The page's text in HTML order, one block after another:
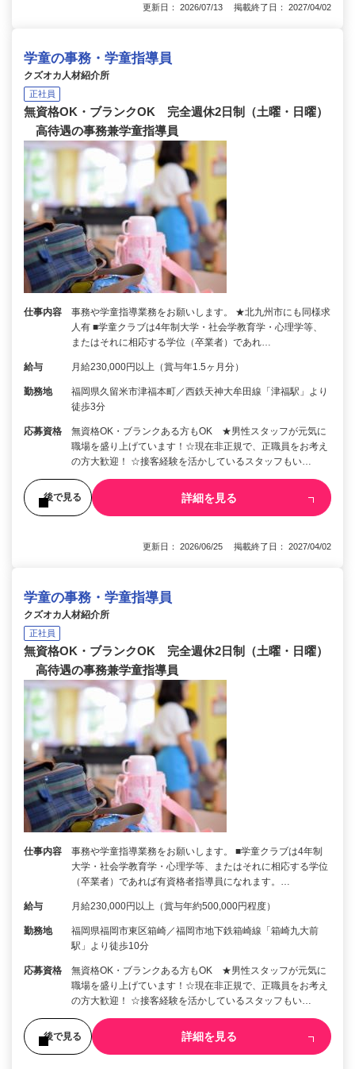
更新日： 2026/07/13 掲載終了日： 2027/04/02
学童の事務・学童指導員
クズオカ人材紹介所
正社員
無資格OK・ブランクOK 完全週休2日制（土曜・日曜）
高待遇の事務兼学童指導員
仕事内容
事務や学童指導業務をお願いします。 ★北九州市にも同様求
人有 ■学童クラブは4年制大学・社会学教育学・心理学等、
またはそれに相応する学位（卒業者）であれ…
給与 月給230,000円以上（賞与年1.5ヶ月分）
勤務地
福岡県久留米市津福本町／西鉄天神大牟田線「津福駅」より
徒歩3分
応募資格
無資格OK・ブランクある方もOK ★男性スタッフが元気に
職場を盛り上げています！☆現在非正規で、正職員をお考え
の方大歓迎！ ☆接客経験を活かしているスタッフもい…
後で見る 詳細を見る
更新日： 2026/06/25 掲載終了日： 2027/04/02
学童の事務・学童指導員
クズオカ人材紹介所
正社員
無資格OK・ブランクOK 完全週休2日制（土曜・日曜）
高待遇の事務兼学童指導員
仕事内容
事務や学童指導業務をお願いします。 ■学童クラブは4年制
大学・社会学教育学・心理学等、またはそれに相応する学位
（卒業者）であれば有資格者指導員になれます。…
給与 月給230,000円以上（賞与年約500,000円程度）
勤務地
福岡県福岡市東区箱崎／福岡市地下鉄箱崎線「箱崎九大前
駅」より徒歩10分
応募資格
無資格OK・ブランクある方もOK ★男性スタッフが元気に
職場を盛り上げています！☆現在非正規で、正職員をお考え
の方大歓迎！ ☆接客経験を活かしているスタッフもい…
後で見る 詳細を見る